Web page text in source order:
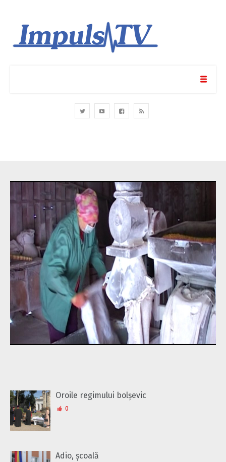
Oroile regimului bolșevic
0
Adio, școală